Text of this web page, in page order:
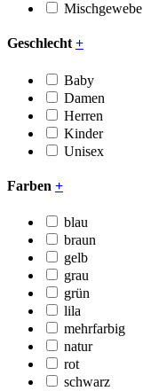
Mischgewebe
Geschlecht +
Baby
Damen
Herren
Kinder
Unisex
Farben +
blau
braun
gelb
grau
grün
lila
mehrfarbig
natur
rot
schwarz